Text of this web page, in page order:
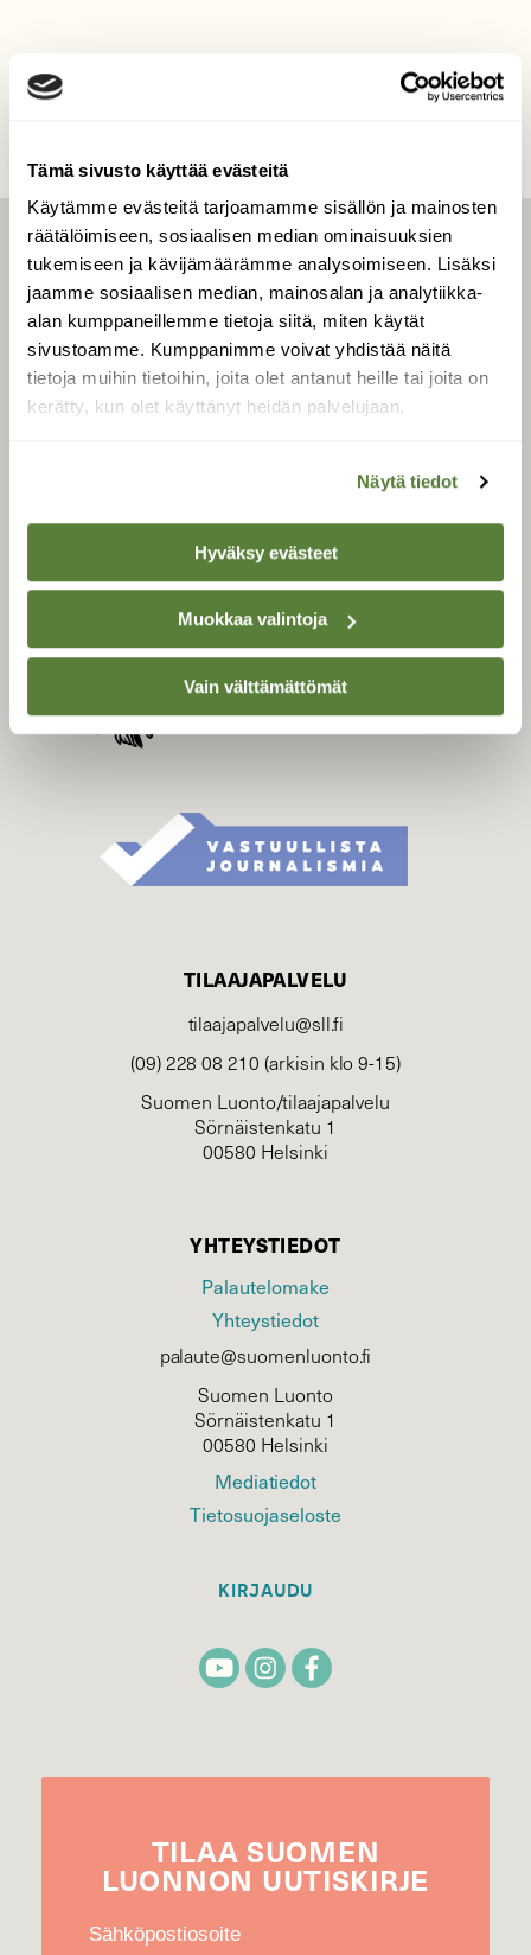
Tämä sivusto käyttää evästeitä
Käytämme evästeitä tarjoamamme sisällön ja mainosten
räätälöimiseen, sosiaalisen median ominaisuuksien
tukemiseen ja kävijämäärämme analysoimiseen. Lisäksi
jaamme sosiaalisen median, mainosalan ja analytiikka-
alan kumppaneillemme tietoja siitä, miten käytät
sivustoamme. Kumppanimme voivat yhdistää näitä
tietoja muihin tietoihin, joita olet antanut heille tai joita on
kerätty, kun olet käyttänyt heidän palvelujaan.
Näytä tiedot
Hyväksy evästeet
Muokkaa valintoja
Vain välttämättömät
LEHTI
Uusin lehti
Tilaa Suomen Luonto
Tilaa digilukuoikeus
Äänestä parasta juttua
SUOMEN LUONNON­
Suomen Luonto -lehden
kustantaja onSuomen
luonnonsuojelu­liitto.
TILAAJAPALVELU
tilaajapalvelu@sll.fi
(09) 228 08 210 (arkisin klo 9-15)
Suomen Luonto/tilaajapalvelu
Sörnäistenkatu 1
00580 Helsinki
YHTEYSTIEDOT
Palautelomake
Yhteystiedot
palaute@suomenluonto.fi
Suomen Luonto
Sörnäistenkatu 1
00580 Helsinki
Mediatiedot
Tietosuojaseloste
KIRJAUDU
TILAA SUOMEN
LUONNON UUTIS­KIRJE
Sähköpostiosoite